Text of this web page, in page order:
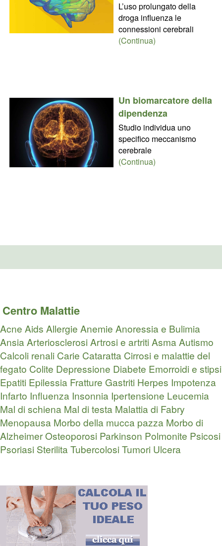
L’uso prolungato della
droga influenza le
connessioni cerebrali
(Continua)
Un biomarcatore della
dipendenza
Studio individua uno
specifico meccanismo
cerebrale
(Continua)
Centro Malattie
Acne Aids Allergie Anemie Anoressia e Bulimia
AnsiaArteriosclerosiArtrosi e artritiAsmaAutismo
Calcoli renali Carie Cataratta Cirrosi e malattie del
fegato Colite Depressione Diabete Emorroidi e stipsi
Epatiti Epilessia Fratture Gastriti Herpes Impotenza
Infarto Influenza Insonnia Ipertensione Leucemia
Mal di schiena Mal di testa Malattia di Fabry
Menopausa Morbo della mucca pazza Morbo di
AlzheimerOsteoporosi Parkinson Polmonite Psicosi
Psoriasi SterilitaTubercolosiTumori Ulcera